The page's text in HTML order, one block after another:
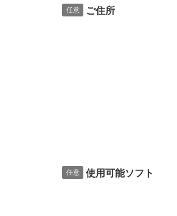
任意 ご住所
任意 使用可能ソフト